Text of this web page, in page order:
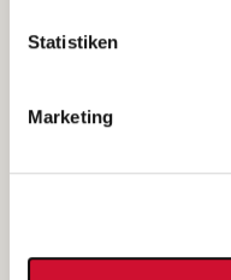
unserer
Statistiken
Marketing
(Ein Tochterunternehmen
e.V.)
Bewerbung als